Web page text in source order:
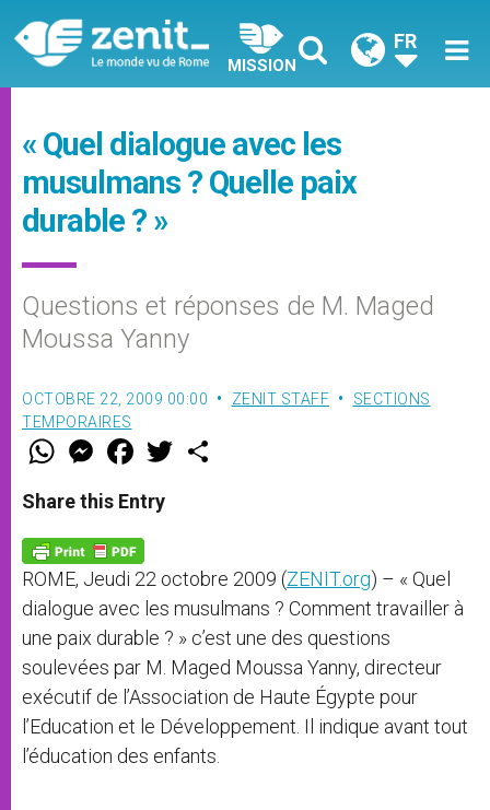
MISSION
FR
« Quel dialogue avec les
musulmans ? Quelle paix
durable ? »
Questions et réponses de M. Maged
Moussa Yanny
OCTOBRE 22, 2009 00:00 ZENIT STAFF
SECTIONS
TEMPORAIRES
W
t
s
p
p
M
e
s
e
g
e
r
F
a
e
b
o
k
w
Share this Entry
ROME, Jeudi 22 octobre 2009 (ZENIT.org) – « Quel
dialogue avec les musulmans ? Comment travailler à
une paix durable ? » c’est une des questions
soulevées par M. Maged Moussa Yanny, directeur
exécutif de l’Association de Haute Égypte pour
l’Education et le Développement. Il indique avant tout
l’éducation des enfants.